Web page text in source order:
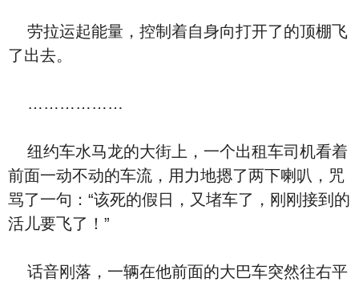
劳拉运起能量，控制着自身向打开了的顶棚飞
了出去。
………………
纽约车水马龙的大街上，一个出租车司机看着
前面一动不动的车流，用力地摁了两下喇叭，咒
骂了一句：“该死的假日，又堵车了，刚刚接到的
活儿要飞了！”
话音刚落，一辆在他前面的大巴车突然往右平